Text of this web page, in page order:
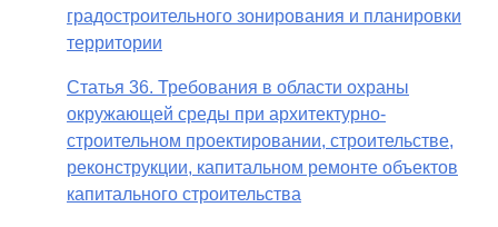
градостроительного зонирования и планировки
территории
Статья 36. Требования в области охраны
окружающей среды при архитектурно-
строительном проектировании, строительстве,
реконструкции, капитальном ремонте объектов
капитального строительства